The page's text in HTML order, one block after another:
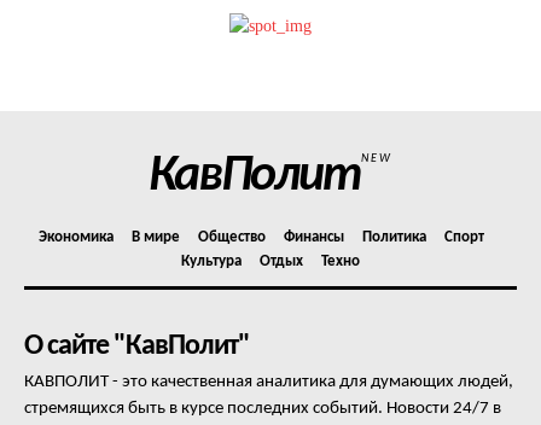
КавПолитNEW
Экономика В мире Общество Финансы Политика
Спорт
Культура
Отдых Техно
О сайте "КавПолит"
КАВПОЛИТ - это качественная аналитика для думающих людей,
стремящихся быть в курсе последних событий. Новости 24/7 в